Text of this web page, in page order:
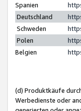
Spanien
Deutschland
Schweden
Polen
Belgien
(d) Produktkäufe
Werbedienste oder